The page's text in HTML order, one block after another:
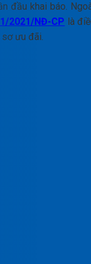
đầu khai báo.
2021/NĐ-CP là
sơ ưu đãi.